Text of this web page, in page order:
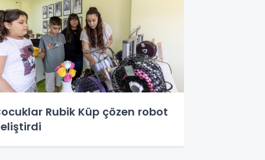
Rubik Küp çözen robot